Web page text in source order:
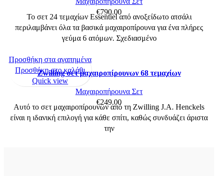
€790.00
Το σετ 24 τεμαχίων Essentiel από ανοξείδωτο ατσάλι
περιλαμβάνει όλα τα βασικά μαχαιροπίρουνα για ένα πλήρες
γεύμα 6 ατόμων. Σχεδιασμένο
Zwilling σετ μαχαιροπίρουνων 68 τεμαχίων
Μαχαιροπήρουνα Σετ
€249.00
Αυτό το σετ μαχαιροπίρουνων από τη Zwilling J.A. Henckels
είναι η ιδανική επιλογή για κάθε σπίτι, καθώς συνδυάζει άριστα
την
Προσθήκη στα αγαπημένα
Προσθήκη στο καλάθι
Quick view